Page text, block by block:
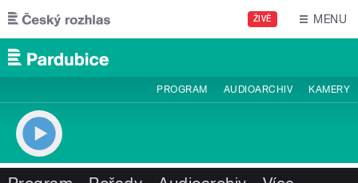
Přejít k hlavnímu obsahu
ŽIVĚ MENU
PROGRAM AUDIOARCHIV KAMERY